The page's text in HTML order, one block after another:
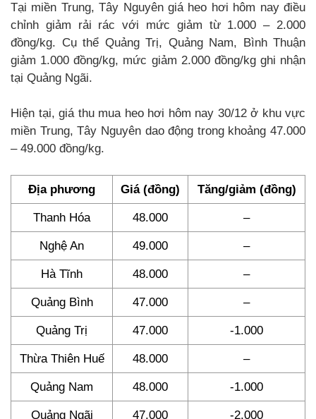
Tại miền Trung, Tây Nguyên giá heo hơi hôm nay điều
chỉnh giảm rải rác với mức giảm từ 1.000 – 2.000
đồng/kg. Cụ thể Quảng Trị, Quảng Nam, Bình Thuận
giảm 1.000 đồng/kg, mức giảm 2.000 đồng/kg ghi nhận
tại Quảng Ngãi.
Hiện tại, giá thu mua heo hơi hôm nay 30/12 ở khu vực
miền Trung, Tây Nguyên dao động trong khoảng 47.000
– 49.000 đồng/kg.
Địa phương Giá (đồng) Tăng/giảm (đồng)
Thanh Hóa 48.000 –
Nghệ An 49.000 –
Hà Tĩnh 48.000 –
Quảng Bình 47.000 –
Quảng Trị 47.000 -1.000
Thừa Thiên Huế 48.000 –
Quảng Nam 48.000 -1.000
Quảng Ngãi 47.000 -2.000